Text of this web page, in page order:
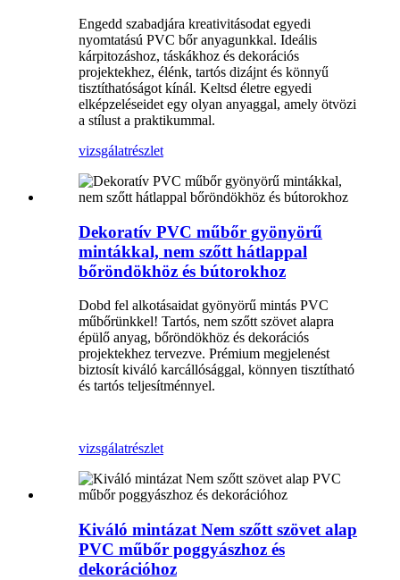
Engedd szabadjára kreativitásodat egyedi
nyomtatású PVC bőr anyagunkkal. Ideális
kárpitozáshoz, táskákhoz és dekorációs
projektekhez, élénk, tartós dizájnt és könnyű
tisztíthatóságot kínál. Keltsd életre egyedi
elképzeléseidet egy olyan anyaggal, amely ötvözi
a stílust a praktikummal.
vizsgálatrészlet
Dekoratív PVC műbőr gyönyörű
mintákkal, nem szőtt hátlappal
bőröndökhöz és bútorokhoz
Dobd fel alkotásaidat gyönyörű mintás PVC
műbőrünkkel! Tartós, nem szőtt szövet alapra
épülő anyag, bőröndökhöz és dekorációs
projektekhez tervezve. Prémium megjelenést
biztosít kiváló karcállósággal, könnyen tisztítható
és tartós teljesítménnyel.
vizsgálatrészlet
Kiváló mintázat Nem szőtt szövet alap
PVC műbőr poggyászhoz és
dekorációhoz